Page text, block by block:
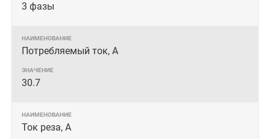
3 фазы
Потребляемый ток, А
30.7
Ток реза, А